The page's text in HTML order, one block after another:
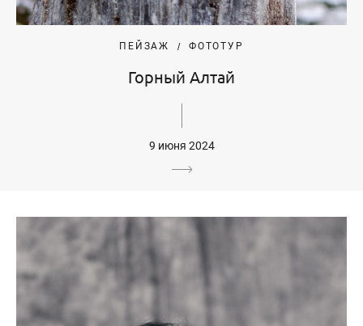
ПЕЙЗАЖ ФОТОТУР
Горный Алтай
9 июня 2024